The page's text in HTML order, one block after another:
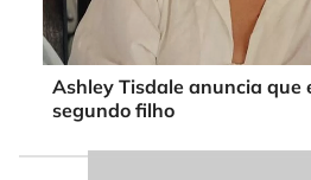
Ashley Tisdale anuncia que
segundo filho